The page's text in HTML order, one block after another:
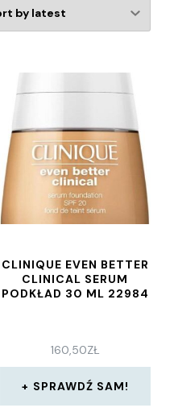
CLINIQUE EVEN BETTER
CLINICAL SERUM
PODKŁAD 30 ML 22984
160,50ZŁ
SPRAWDŹ SAM!